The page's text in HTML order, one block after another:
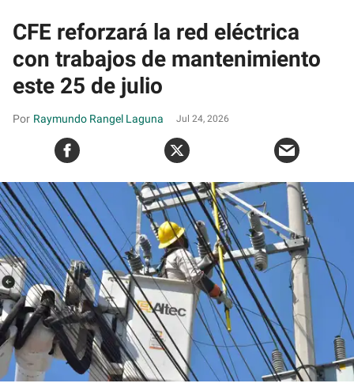
CFE reforzará la red eléctrica
con trabajos de mantenimiento
este 25 de julio
Raymundo Rangel Laguna Jul 24, 2026